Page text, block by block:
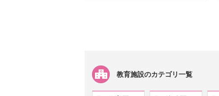
教育施設のカテゴリ一覧